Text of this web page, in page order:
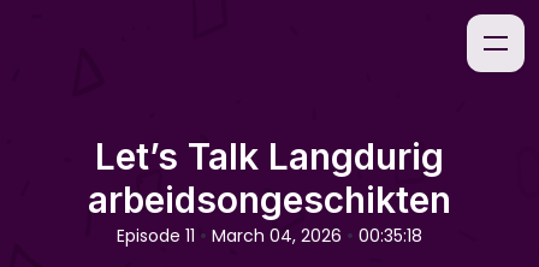
Let’s Talk Langdurig
arbeidsongeschikten
Episode 11 • March 04, 2026 • 00:35:18